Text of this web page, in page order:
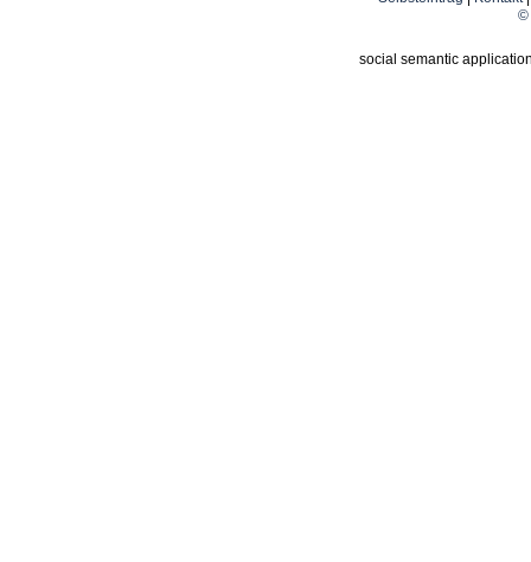
©
social semantic